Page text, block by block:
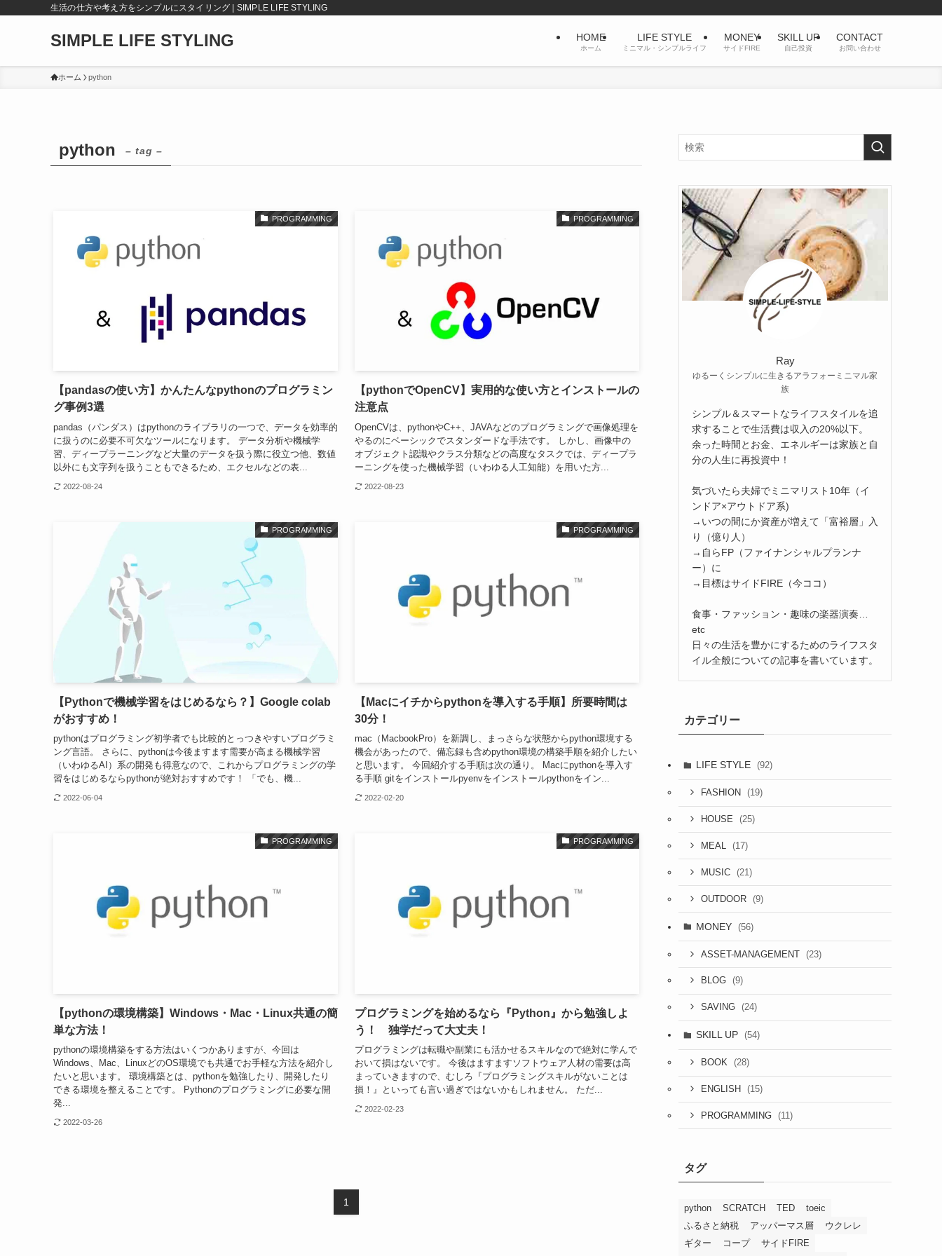
生活の仕方や考え方をシンプルにスタイリング | SIMPLE LIFE STYLING
SIMPLE LIFE STYLING HOME
ホーム
LIFE STYLE
ミニマル・シンプルライフ
MONEY
サイドFIRE
SKILL UP
自己投資
CONTACT
お問い合わせ
ホーム python
python – tag –
PROGRAMMING
【pandasの使い方】かんたんなpythonのプログラミン
グ事例3選
pandas（パンダス）はpythonのライブラリの一つで、データを効率的
に扱うのに必要不可欠なツールになります。 データ分析や機械学
習、ディープラーニングなど大量のデータを扱う際に役立つ他、数値
以外にも文字列を扱うこともできるため、エクセルなどの表...
2022-08-24
PROGRAMMING
【pythonでOpenCV】実用的な使い方とインストールの
注意点
OpenCVは、pythonやC++、JAVAなどのプログラミングで画像処理を
やるのにベーシックでスタンダードな手法です。 しかし、画像中の
オブジェクト認識やクラス分類などの高度なタスクでは、ディープラ
ーニングを使った機械学習（いわゆる人工知能）を用いた方...
2022-08-23
PROGRAMMING
【Pythonで機械学習をはじめるなら？】Google colab
がおすすめ！
pythonはプログラミング初学者でも比較的とっつきやすいプログラミ
ング言語。 さらに、pythonは今後ますます需要が高まる機械学習
（いわゆるAI）系の開発も得意なので、これからプログラミングの学
習をはじめるならpythonが絶対おすすめです！ 「でも、機...
2022-06-04
PROGRAMMING
【Macにイチからpythonを導入する手順】所要時間は
30分！
mac（MacbookPro）を新調し、まっさらな状態からpython環境する
機会があったので、備忘録も含めpython環境の構築手順を紹介したい
と思います。 今回紹介する手順は次の通り。 Macにpythonを導入す
る手順 gitをインストールpyenvをインストールpythonをイン...
2022-02-20
PROGRAMMING
【pythonの環境構築】Windows・Mac・Linux共通の簡
単な方法！
pythonの環境構築をする方法はいくつかありますが、今回は
Windows、Mac、LinuxどのOS環境でも共通でお手軽な方法を紹介し
たいと思います。 環境構築とは、pythonを勉強したり、開発したり
できる環境を整えることです。 Pythonのプログラミングに必要な開
発...
2022-03-26
PROGRAMMING
プログラミングを始めるなら『Python』から勉強しよ
う！ 独学だって大丈夫！
プログラミングは転職や副業にも活かせるスキルなので絶対に学んで
おいて損はないです。 今後はますますソフトウェア人材の需要は高
まっていきますので、むしろ『プログラミングスキルがないことは
損！』といっても言い過ぎではないかもしれません。 ただ...
2022-02-23
1
Ray
ゆるーくシンプルに生きるアラフォーミニマル家
族
シンプル＆スマートなライフスタイルを追
求することで生活費は収入の20%以下。
余った時間とお金、エネルギーは家族と自
分の人生に再投資中！
気づいたら夫婦でミニマリスト10年（イ
ンドア×アウトドア系)
→いつの間にか資産が増えて「富裕層」入
り（億り人）
→自らFP（ファイナンシャルプランナ
ー）に
→目標はサイドFIRE（今ココ）
食事・ファッション・趣味の楽器演奏…
etc
日々の生活を豊かにするためのライフスタ
イル全般についての記事を書いています。
カテゴリー
LIFE STYLE (92)
FASHION (19)
HOUSE (25)
MEAL (17)
MUSIC (21)
OUTDOOR (9)
MONEY (56)
ASSET-MANAGEMENT (23)
BLOG (9)
SAVING (24)
SKILL UP (54)
BOOK (28)
ENGLISH (15)
PROGRAMMING (11)
タグ
python SCRATCH TED
toeic
ふるさと納税
アッパーマス層
ウクレレ
ギター
コープ
サイドFIRE